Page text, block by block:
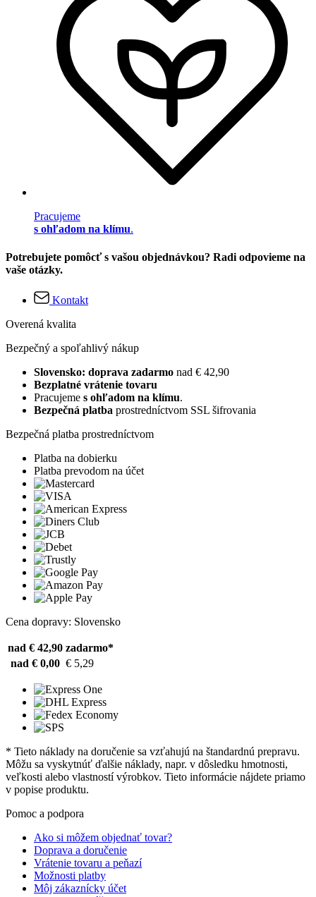
Pracujeme
s ohľadom na klímu.
Potrebujete pomôcť s vašou objednávkou? Radi odpovieme na
vaše otázky.
Kontakt
Overená kvalita
Bezpečný a spoľahlivý nákup
Slovensko: doprava zadarmo nad € 42,90
Bezplatné vrátenie tovaru
Pracujeme s ohľadom na klímu.
Bezpečná platba prostredníctvom SSL šifrovania
Bezpečná platba prostredníctvom
Platba na dobierku
Platba prevodom na účet
Cena dopravy: Slovensko
nad € 42,90 zadarmo*
nad € 0,00 € 5,29
* Tieto náklady na doručenie sa vzťahujú na štandardnú prepravu.
Môžu sa vyskytnúť ďalšie náklady, napr. v dôsledku hmotnosti,
veľkosti alebo vlastností výrobkov. Tieto informácie nájdete priamo
v popise produktu.
Pomoc a podpora
Ako si môžem objednať tovar?
Doprava a doručenie
Vrátenie tovaru a peňazí
Možnosti platby
Môj zákaznícky účet